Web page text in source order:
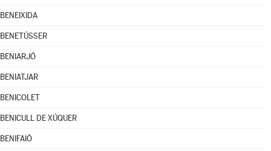
BENEIXIDA
BENETÚSSER
BENIARJÓ
BENIATJAR
BENICOLET
BENICULL DE XÚQUER
BENIFAIÓ